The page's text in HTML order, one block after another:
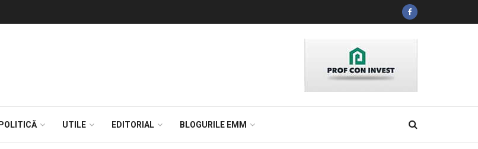
POLITICĂ UTILE EDITORIAL BLOGURILE EMM